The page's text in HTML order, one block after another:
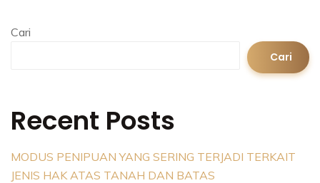
Cari
Cari
Recent Posts
MODUS PENIPUAN YANG SERING TERJADI TERKAIT
JENIS HAK ATAS TANAH DAN BATAS